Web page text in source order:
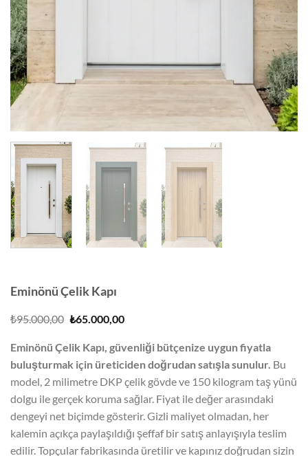
Eminönü Çelik Kapı
₺95.000,00 Orijinal
₺65.000,00Şu
fiyat:
₺65.000,00.
Eminönü Çelik Kapı, güvenliği bütçenize uygun fiyatla
buluşturmak için üreticiden doğrudan satışla sunulur. Bu
model, 2 milimetre DKP çelik gövde ve 150 kilogram taş yünü
dolgu ile gerçek koruma sağlar. Fiyat ile değer arasındaki
dengeyi net biçimde gösterir. Gizli maliyet olmadan, her
kalemin açıkça paylaşıldığı şeffaf bir satış anlayışıyla teslim
edilir. Topçular fabrikasında üretilir ve kapınız doğrudan sizin